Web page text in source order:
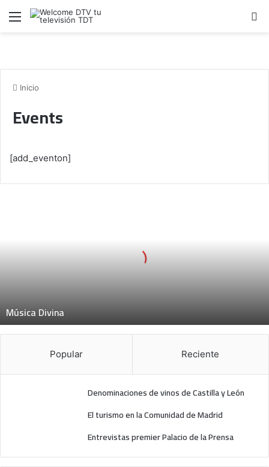
Menú
Inicio
Events
[add_eventon]
n
Música Divina
Popular Reciente
Denominaciones de vinos de Castilla y León
El turismo en la Comunidad de Madrid
Entrevistas premier Palacio de la Prensa